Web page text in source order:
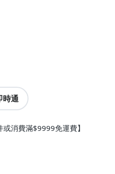
時通
消費滿$9999免運費】